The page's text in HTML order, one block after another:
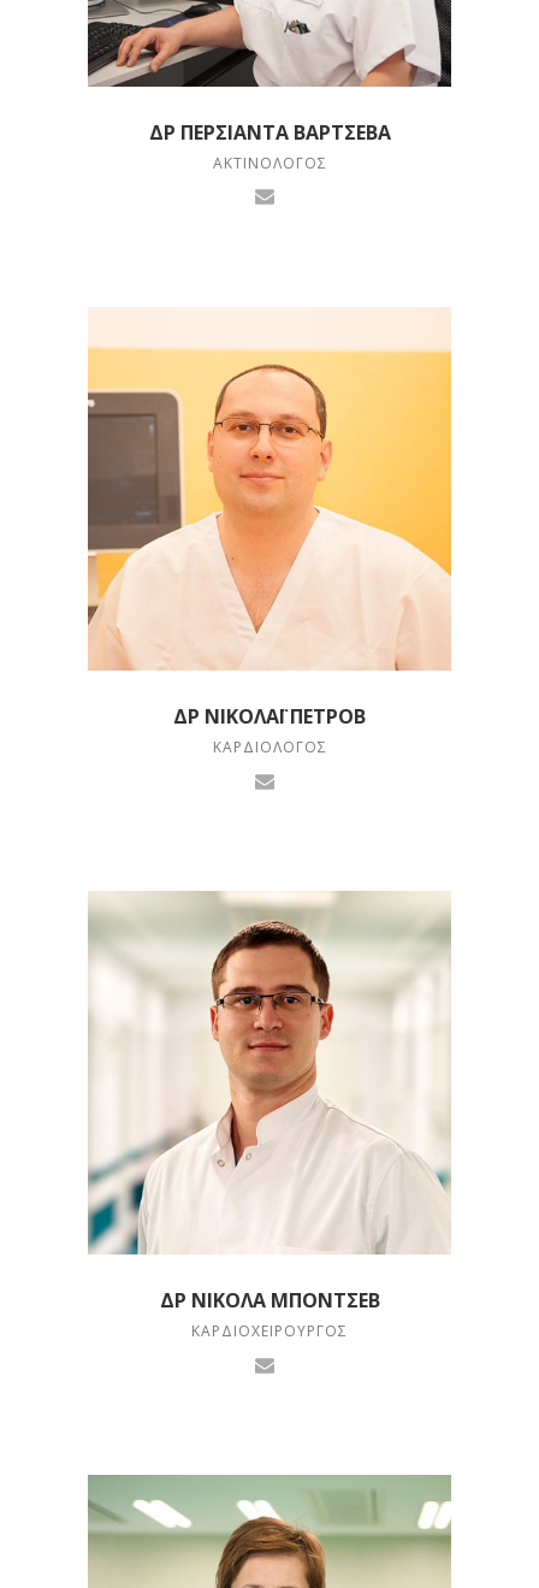
ΔΡ ΠΕΡΣΙΆΝΤΑ ΒΆΡΤΣΕΒΑ
ΑΚΤΙΝΟΛΌΓΟΣ
ΔΡ ΝΙΚΟΛΆΙ ΠΕΤΡΌΒ
ΚΑΡΔΙΟΛΌΓΟΣ
ΔΡ ΝΙΚΌΛΑ ΜΠΌΝΤΣΕΒ
ΚΑΡΔΙΟΧΕΙΡΟΥΡΓΌΣ